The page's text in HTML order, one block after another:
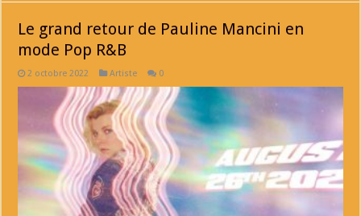
Le grand retour de Pauline Mancini en
mode Pop R&B
2 octobre 2022 Artiste 0